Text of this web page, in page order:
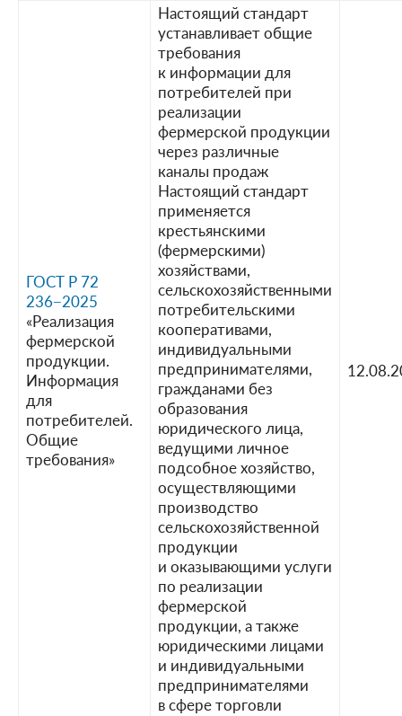
ГОСТ Р 72
236−2025
«Реализация
фермерской
продукции.
Информация
для
потребителей.
Общие
требования»
Настоящий стандарт
устанавливает общие
требования
к информации для
потребителей при
реализации
фермерской продукции
через различные
каналы продаж
Настоящий стандарт
применяется
крестьянскими
(фермерскими)
хозяйствами,
сельскохозяйственными
потребительскими
кооперативами,
индивидуальными
предпринимателями,
гражданами без
образования
юридического лица,
ведущими личное
подсобное хозяйство,
осуществляющими
производство
сельскохозяйственной
продукции
и оказывающими услуги
по реализации
фермерской
продукции, а также
юридическими лицами
и индивидуальными
предпринимателями
в сфере торговли